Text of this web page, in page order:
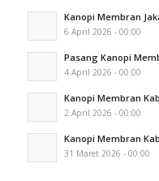
Kanopi Membran
6 April 2026 - 00:00
Pasang Kanopi
4 April 2026 - 00:00
Kanopi Membran
2 April 2026 - 00:00
Kanopi Membran
31 Maret 2026 - 00:00